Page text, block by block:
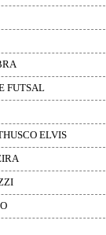
FUTSAL
ELVIS